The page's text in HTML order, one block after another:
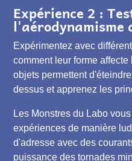
Expérience 2 :
l'aérodynamisme
Expérimentez avec
comment leur forme
objets permettent
dessus et apprenez les
Les Monstres du Labo
expériences de manière
d'adresse avec des
puissance des tornades